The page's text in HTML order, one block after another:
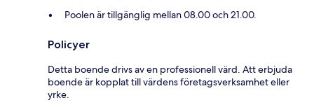
Poolen är tillgänglig mellan 08.00 och 21.00.
Policyer
Detta boende drivs av en professionell värd. Att erbjuda
boende är kopplat till värdens företagsverksamhet eller
yrke.